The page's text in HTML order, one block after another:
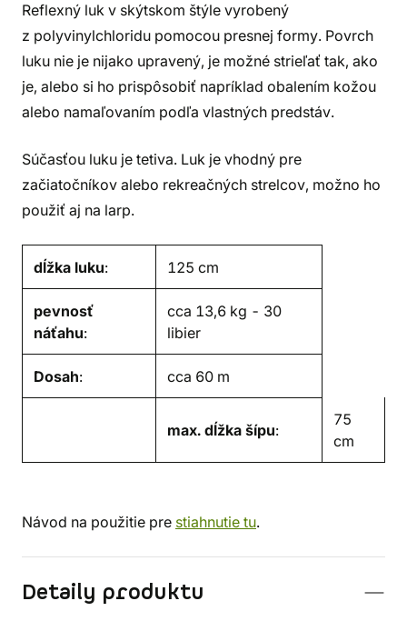
Reflexný luk v skýtskom štýle vyrobený
z polyvinylchloridu pomocou presnej formy. Povrch
luku nie je nijako upravený, je možné strieľať tak, ako
je, alebo si ho prispôsobiť napríklad obalením kožou
alebo namaľovaním podľa vlastných predstáv.
Súčasťou luku je tetiva. Luk je vhodný pre
začiatočníkov alebo rekreačných strelcov, možno ho
použiť aj na larp.
dĺžka luku: 125 cm
pevnosť
náťahu:
cca 13,6 kg - 30
libier
Dosah: cca 60 m
max. dĺžka šípu:
75
cm
Návod na použitie pre stiahnutie tu.
Detaily produktu